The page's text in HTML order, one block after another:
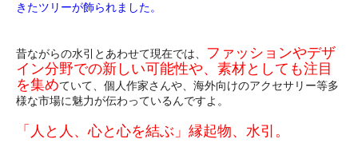
きたツリーが飾られました。
昔ながらの水引とあわせて現在では、
ファッションやデザ
イン分野での新しい可能性や、素材としても注目
を集めていて、個人作家さんや、海外向けのアクセサリー等多
様な市場に魅力が伝わっているんですよ。
「人と人、心と心を結ぶ」縁起物、水引。